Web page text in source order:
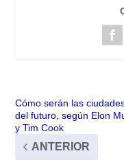
Cómo serán las
del futuro, según Elon
y Tim Cook
ANTERIOR